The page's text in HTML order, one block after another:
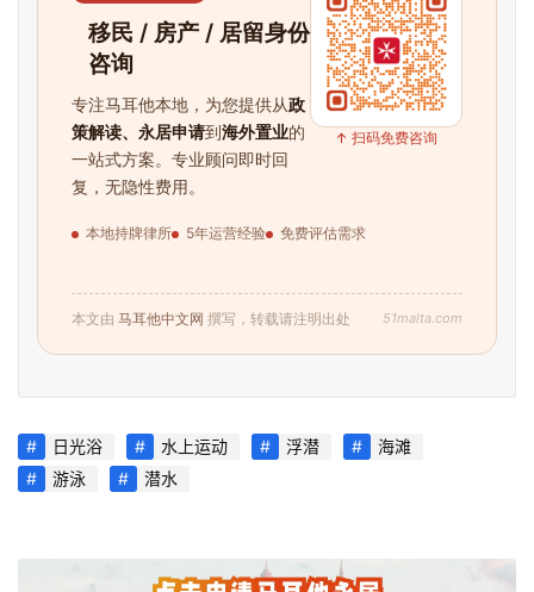
游
略
生
活
南
移民 / 房产 / 居留身份
咨询
专注马耳他本地，为您提供从政
策解读、永居申请到海外置业的
一站式方案。专业顾问即时回
复，无隐性费用。
本地持牌律所 5年运营经验 免费评估需求
↑ 扫码免费咨询
本文由 马耳他中文网 撰写，转载请注明出处 51malta.com
日光浴 水上运动 浮潜
海滩
游泳
潜水